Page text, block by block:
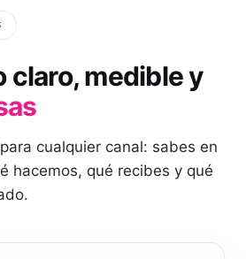
claro, medible y
cualquier canal: sabes en
hacemos, qué recibes y qué